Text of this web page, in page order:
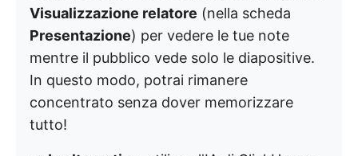
Visualizzazione relatore (nella scheda
Presentazione) per vedere le tue note
mentre il pubblico vede solo le diapositive.
In questo modo, potrai rimanere
concentrato senza dover memorizzare
tutto!